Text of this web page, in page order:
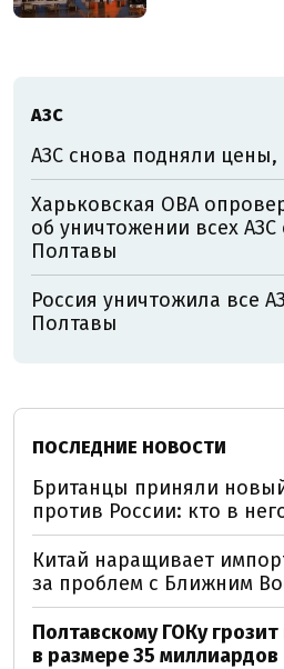
АЗС
АЗС снова подняли цены,
Харьковская ОВА
об уничтожении всех АЗС
Полтавы
Россия уничтожила все
Полтавы
ПОСЛЕДНИЕ НОВОСТИ
Британцы приняли
против России: кто в
Китай наращивает
за проблем с Ближним
Полтавскому ГОКу
в размере 35 миллиардов